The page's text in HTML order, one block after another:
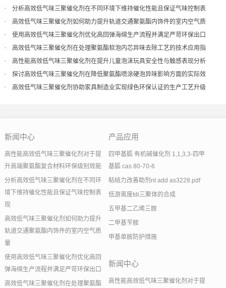
分析高效低气味三聚催化剂在不同环境下维持催化性能且保证气味控制表
现
高效低气味三聚催化剂如何助力提升轨道交通聚氨酯内饰件的室内空气质
量
使用高效低气味三聚催化剂优化高回弹海绵生产流程并满足严苛环保出口
高效低气味三聚催化剂在处理聚氨酯软泡内芯异味去除工艺的技术应用指
导
高性能高效低气味三聚催化剂在提升儿童泡沫玩具安全性与触感表现分析
探讨高效低气味三聚催化剂在降低聚氨酯喷涂硬泡异味影响方面的实际效
果
高效低气味三聚催化剂协助家具制造业实现绿色环保认证的生产工艺升级
新闻中心
高性能高效低气味三聚催化剂对于提
升高端聚氨酯复合材料环保级别效能
分析高效低气味三聚催化剂在不同环
境下维持催化性能且保证气味控制表
现
高效低气味三聚催化剂如何助力提升
轨道交通聚氨酯内饰件的室内空气质
量
使用高效低气味三聚催化剂优化高回
弹海绵生产流程并满足严苛环保出口
高效低气味三聚催化剂在处理聚氨酯
产品应用
四甲基胍 有机碱催化剂 1,1,3,3-四甲
基胍 cas 80-70-6
粘结力改善助剂nt add as3228.pdf
低游离度tdi三聚体的合成
五甲基二乙烯三胺
二甲基苄胺
甲基单胺防护措施
新闻中心
高性能高效低气味三聚催化剂对于提